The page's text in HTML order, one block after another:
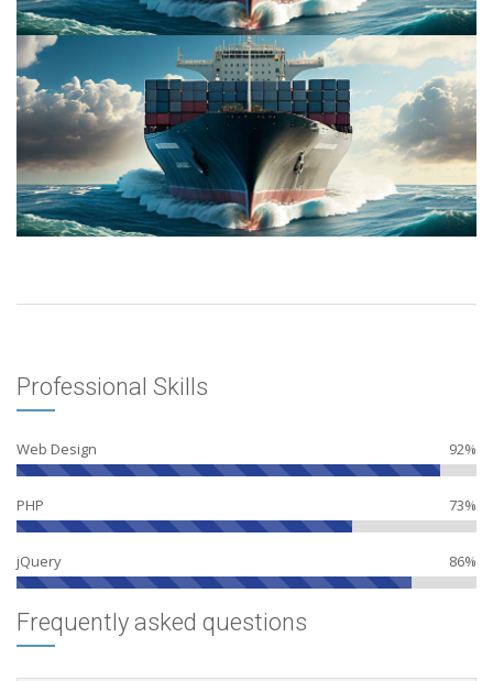
Professional Skills
Web Design 92%
PHP 73%
jQuery 86%
Frequently asked questions